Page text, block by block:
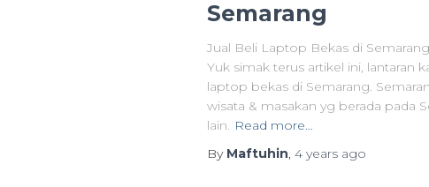
Semarang
Jual Beli Laptop Bekas di
Yuk simak terus artikel ini, lantaran
laptop bekas di Semarang.
wisata & masakan yg berada pada
lain. Read more…
By Maftuhin, 4 yearsago